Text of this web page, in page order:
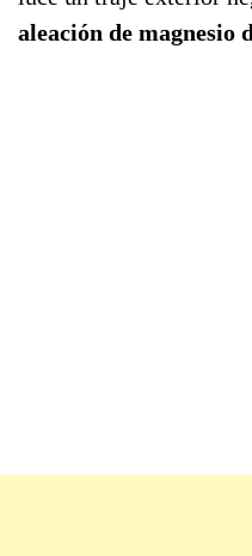
aleación de magnesio